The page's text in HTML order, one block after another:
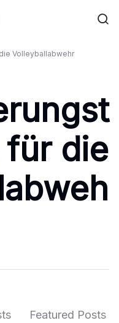
Volleyballabwehr
die
Featured Posts